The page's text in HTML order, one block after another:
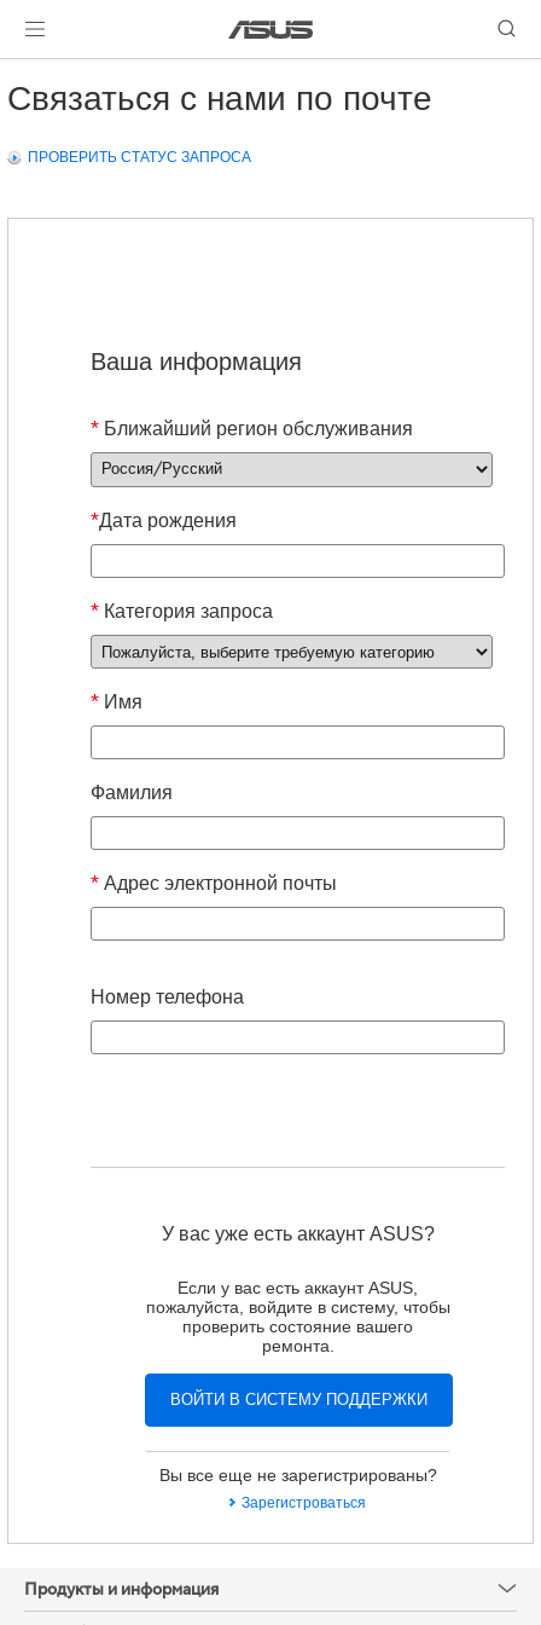
Связаться с нами по почте
ПРОВЕРИТЬ СТАТУС ЗАПРОСА
Ваша информация
* Ближайший регион обслуживания
*Дата рождения
* Категория запроса
* Имя
Фамилия
* Адрес электронной почты
Номер телефона
У вас уже есть аккаунт ASUS?
Если у вас есть аккаунт ASUS,
пожалуйста, войдите в систему, чтобы
проверить состояние вашего
ремонта.
Вы все еще не зарегистрированы?
Зарегистроваться
Продукты и информация